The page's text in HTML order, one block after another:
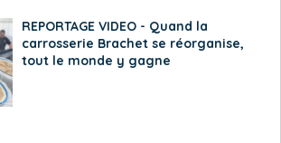
REPORTAGE VIDEO - Quand la
carrosserie Brachet se réorganise,
tout le monde y gagne